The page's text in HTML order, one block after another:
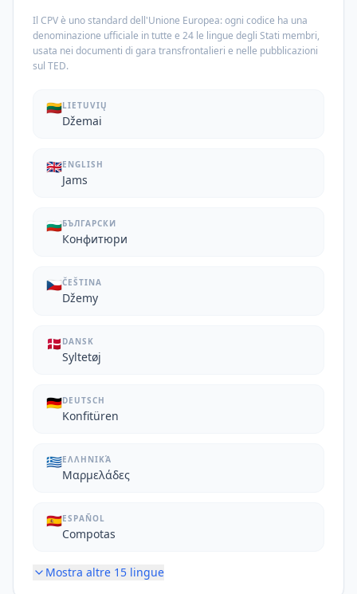
Il CPV è uno standard dell'Unione Europea: ogni codice ha una
denominazione ufficiale in tutte e 24 le lingue degli Stati membri,
usata nei documenti di gara transfrontalieri e nelle pubblicazioni
sul TED.
🇱🇹LIETUVIŲ
Džemai
🇬🇧ENGLISH
Jams
🇧🇬БЪЛГАРСКИ
Конфитюри
🇨🇿ČEŠTINA
Džemy
🇩🇰 DANSK
Syltetøj
🇩🇪DEUTSCH
Konfitüren
🇬🇷ΕΛΛΗΝΙΚΆ
Μαρμελάδες
🇪🇸ESPAÑOL
Compotas
Mostra altre 15 lingue